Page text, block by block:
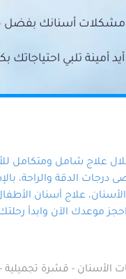
مشكلات أسنانك بفضل
تلبي احتياجاتك
علاج شامل ومتكامل
الدقة والراحة،
علاج أسنان
موعدك الآن وابدأ رحلتك
الأسنان - قشرة تجميلية -